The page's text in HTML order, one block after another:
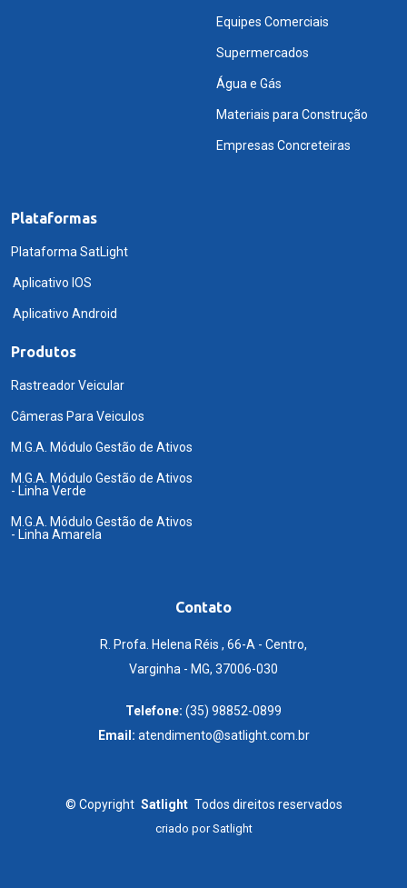
Equipes Comerciais
Supermercados
Água e Gás
Materiais para Construção
Empresas Concreteiras
Plataformas
Plataforma SatLight
Aplicativo IOS
Aplicativo Android
Produtos
Rastreador Veicular
Câmeras Para Veiculos
M.G.A. Módulo Gestão de Ativos
M.G.A. Módulo Gestão de Ativos
- Linha Verde
M.G.A. Módulo Gestão de Ativos
- Linha Amarela
Contato
R. Profa. Helena Réis , 66-A - Centro,
Varginha - MG, 37006-030
Telefone: (35) 98852-0899
Email: atendimento@satlight.com.br
© Copyright Satlight Todos direitos reservados
criado porSatlight